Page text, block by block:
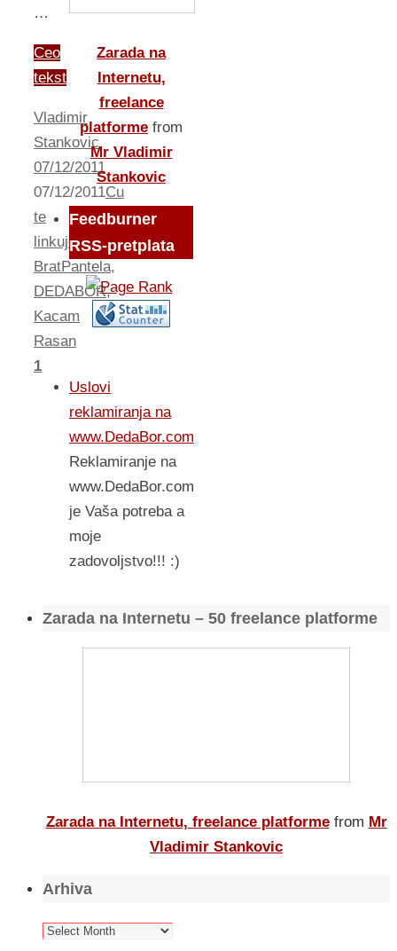
…
Ceo
tekst
Vladimir
Stankovic
07/12/2011
07/12/2011Cu
te
linkujem...
BratPantela,
DEDABOR,
Kacam
Rasan
1
Zarada na
Internetu,
freelance
platforme from
Mr Vladimir
Stankovic
Feedburner
RSS-pretplata
Uslovi
reklamiranja na
www.DedaBor.com
Reklamiranje na
www.DedaBor.com
je Vaša potreba a
moje
zadovoljstvo!!! :)
Zarada na Internetu – 50 freelance platforme
Zarada na Internetu, freelance platforme from Mr
Vladimir Stankovic
Arhiva
Arhiva